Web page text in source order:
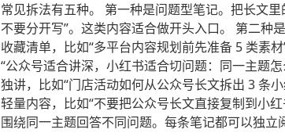
常见拆法有五种。 第一种是问题型笔记。把长文
不要分开写”。这类内容适合做开头入口。 第二种
收藏清单，比如“多平台内容规划前先准备 5 类素
“公众号适合讲深，小红书适合切问题：同一主题
独讲，比如“门店活动如何从公众号长文拆出 3 条
轻量内容，比如“不要把公众号长文直接复制到小
围绕同一主题回答不同问题。每条笔记都可以独立